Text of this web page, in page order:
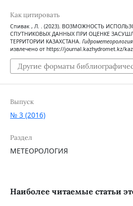
Как цитировать
Спивак , Л. . (2023). ВОЗМОЖНОСТЬ
СПУТНИКОВЫХ ДАННЫХ ПРИ ОЦЕНКЕ
ТЕРРИТОРИИ КАЗАХСТАНА.
извлечено от https://journal.kazhydromet.kz/
Другие форматы
Выпуск
№ 3 (2016)
Раздел
МЕТЕОРОЛОГИЯ
Наиболее читаемые статьи